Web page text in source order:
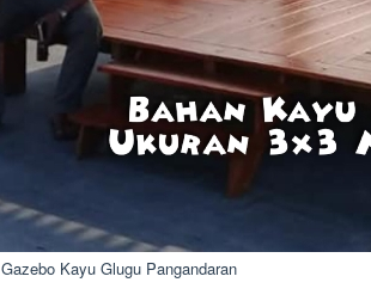
Gazebo Kayu Glugu Pangandaran